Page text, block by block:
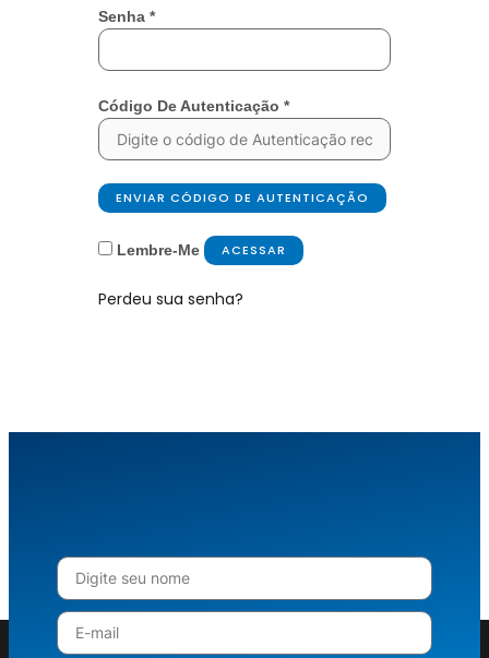
Senha *
Código De Autenticação *
ENVIAR CÓDIGO DE AUTENTICAÇÃO
Lembre-Me ACESSAR
Perdeu sua senha?